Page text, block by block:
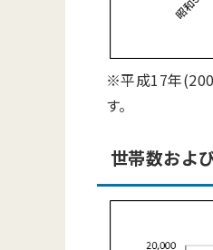
※平成17年
す。
世帯数およ